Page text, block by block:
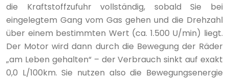
die Kraftstoffzufuhr vollständig, sobald Sie bei
eingelegtem Gang vom Gas gehen und die Drehzahl
über einem bestimmten Wert (ca. 1.500 U/min) liegt.
Der Motor wird dann durch die Bewegung der Räder
„am Leben gehalten“ – der Verbrauch sinkt auf exakt
0,0 L/100km. Sie nutzen also die Bewegungsenergie